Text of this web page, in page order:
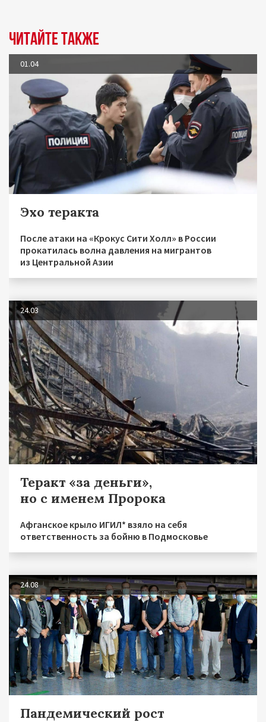
Читайте также
01.04
Эхо теракта
После атаки на «Крокус Сити Холл» в России
прокатилась волна давления на мигрантов
из Центральной Азии
24.03
Теракт «за деньги»,
но с именем Пророка
Афганское крыло ИГИЛ* взяло на себя
ответственность за бойню в Подмосковье
24.08
Пандемический рост